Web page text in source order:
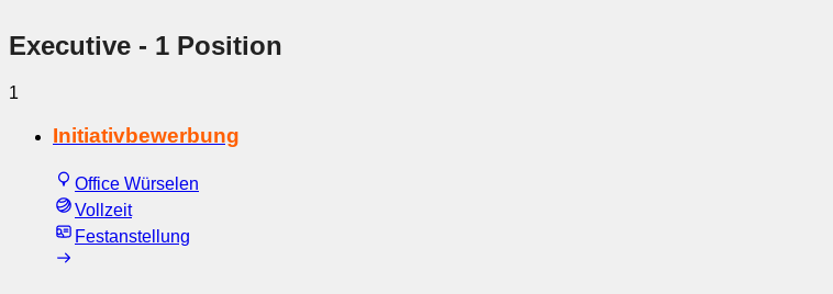
Executive - 1 Position
1
Initiativbewerbung
Office Würselen
Vollzeit
Festanstellung